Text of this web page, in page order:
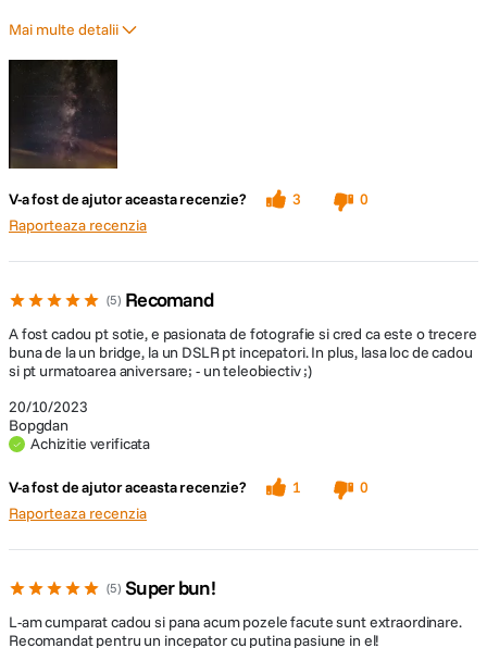
Capacitate
Blit integrat
Patina blit
Control blit
extern
camerei
Capacitati Direct
Print
inregistrare poate fi reglat manual de
catre utilizator) MOV (video: H.264 All-I
redare accelerata Format film 3840 x
1080 (59,94, 50 cps) intercadru; 1920 x
1080 (29,97, 25, 23,98 cps) intercadru;
1920 x 1080 (29,97, 25) intercadru „lite”;
Mai multe detalii
Pro
Autofocus dual pixel
Functionalitate
Greutate mică
Procesor DIGIC8
Touchscreen
V-a fost de ajutor aceasta recenzie? 3
0
Raporteaza recenzia
5 Recomand
20/10/2023
Bopgdan
Achizitie verificata
A fost cadou pt sotie, e pasionata de fotografie si cred ca este o trecere
buna de la un bridge, la un DSLR pt incepatori. In plus, lasa loc de cadou
si pt urmatoarea aniversare; - un teleobiectiv ;)
V-a fost de ajutor aceasta recenzie? 1
0
Raporteaza recenzia
5 Super bun!
L-am cumparat cadou si pana acum pozele facute sunt extraordinare.
Recomandat pentru un incepator cu putina pasiune in el!